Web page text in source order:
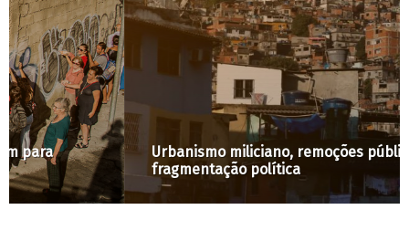
Urbanismo miliciano, remoções públicas e
fragmentação política